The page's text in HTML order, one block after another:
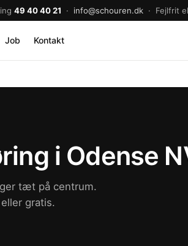
49 40 40 21 · info@schouren.dk· Fejlfrit
Job Kontakt
i Odense
tæt på centrum.
gratis.